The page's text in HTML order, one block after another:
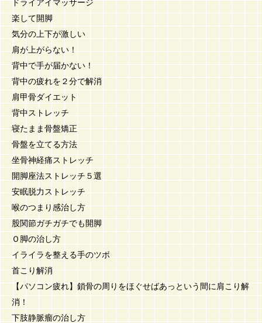
ドライアイマッサージ
楽して開脚
気分の上下が激しい
肩が上がらない！
背中で手が届かない！
背中の疲れを２分で解消
肩甲骨ダイエット
背中ストレッチ
寝たまま骨盤矯正
骨盤を立てる方法
坐骨神経痛ストレッチ
開脚座法ストレッチ５選
安眠脱力ストレッチ
喉のつまり感治し方
股関節ガチガチでも開脚
Ｏ脚の治し方
イライラを整える手のツボ
首こり解消
【パソコン疲れ】鎖骨の周りをほぐせばあっという間に肩こり解
消！
下肢静脈瘤の治し方